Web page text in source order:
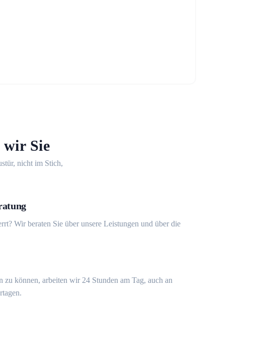
wir Sie
nicht im Stich,
Wir beraten Sie über unsere Leistungen und über die
zu können, arbeiten wir 24 Stunden am Tag, auch an